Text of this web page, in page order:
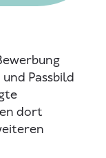
Passbild
dort